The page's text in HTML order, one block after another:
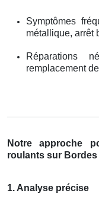
Symptômes
métallique, arrêt
Réparations
remplacement
Notre approche
roulants sur Bordes
1. Analyse précise